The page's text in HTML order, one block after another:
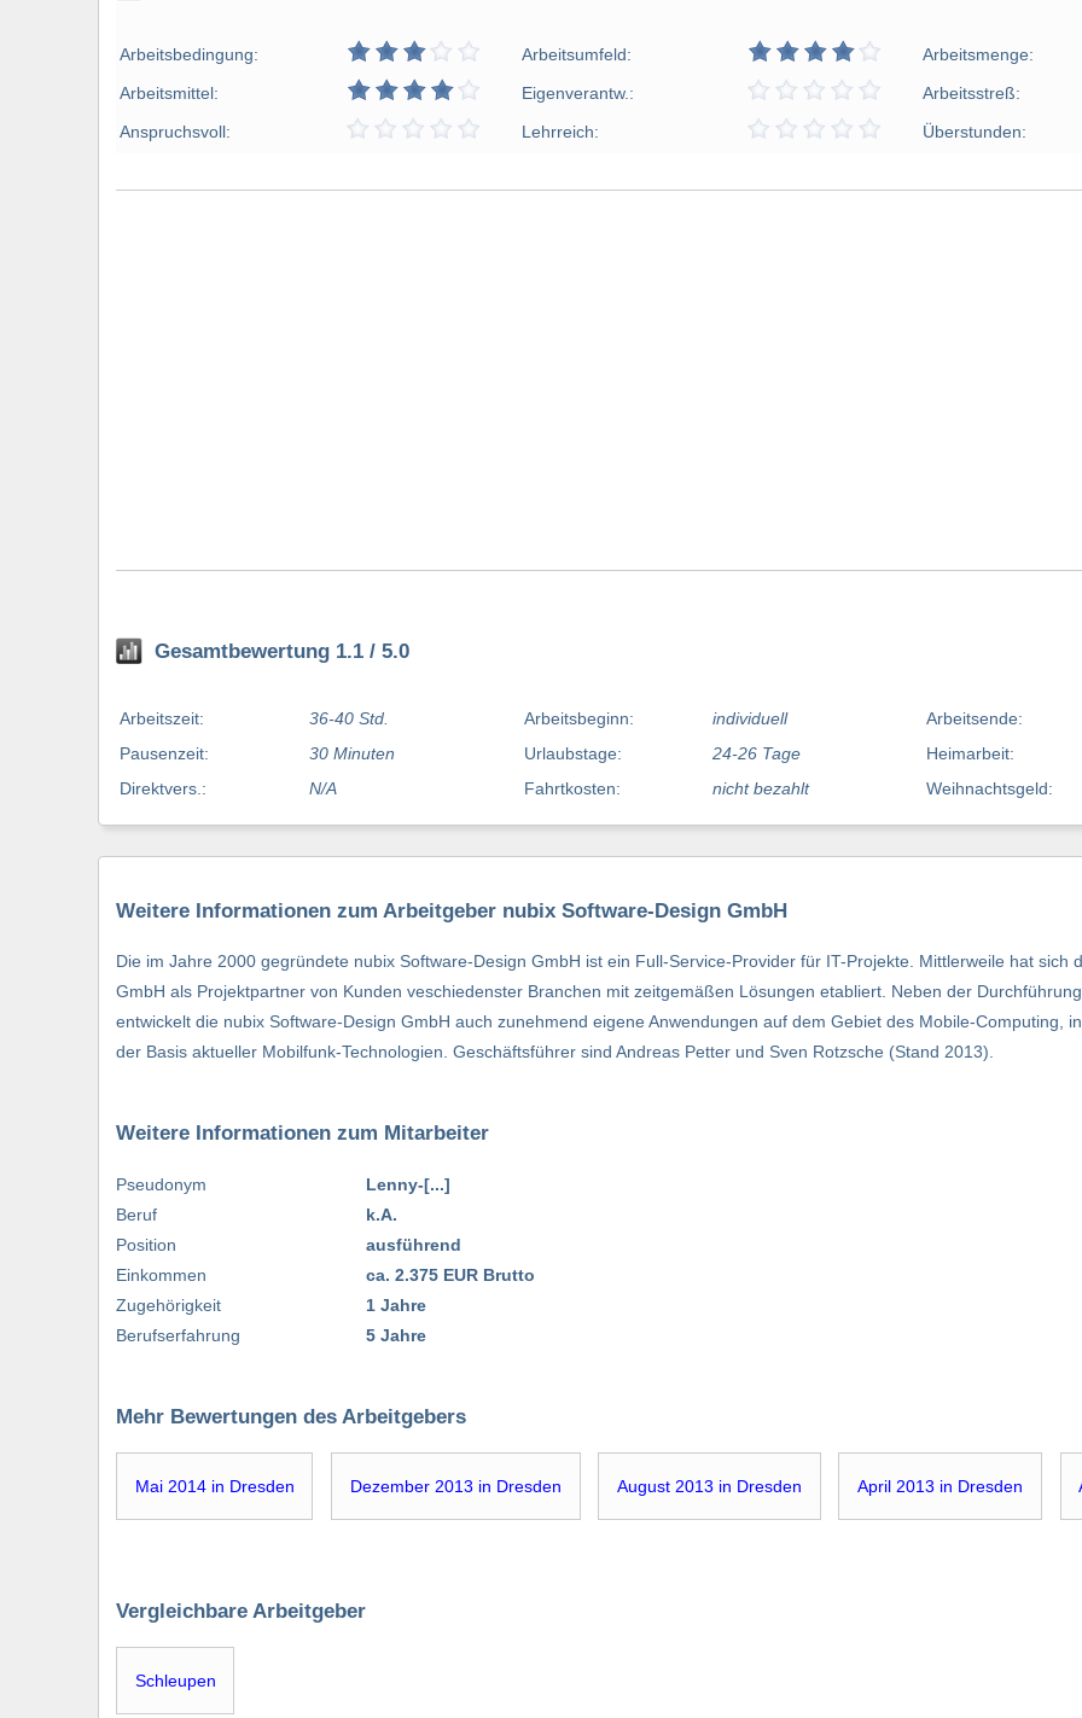
Arbeitsbedingung: Arbeitsumfeld: Arbeitsmenge:
Arbeitsmittel:
Eigenverantw.: Arbeitsstreß:
Anspruchsvoll:
Lehrreich: Überstunden:
Gesamtbewertung 1.1 / 5.0
Arbeitszeit: 36-40 Std. Arbeitsbeginn: individuell Arbeitsende:
Pausenzeit:
30 Minuten Urlaubstage: 24-26 Tage Heimarbeit:
Direktvers.:
N/A Fahrtkosten: nicht bezahlt Weihnachtsgeld:
Weitere Informationen zum Arbeitgeber nubix Software-Design GmbH
Die im Jahre 2000 gegründete nubix Software-Design GmbH ist ein Full-Service-Provider für IT-Projekte. Mittlerweile hat sich
GmbH als Projektpartner von Kunden veschiedenster Branchen mit zeitgemäßen Lösungen etabliert. Neben der
entwickelt die nubix Software-Design GmbH auch zunehmend eigene Anwendungen auf dem Gebiet des Mobile-Computing,
der Basis aktueller Mobilfunk-Technologien. Geschäftsführer sind Andreas Petter und Sven Rotzsche (Stand 2013).
Weitere Informationen zum Mitarbeiter
Pseudonym
Beruf
Position
Einkommen
Zugehörigkeit
Berufserfahrung
Lenny-[...]
k.A.
ausführend
ca. 2.375 EUR Brutto
1 Jahre
5 Jahre
Mehr Bewertungen des Arbeitgebers
Mai 2014 in Dresden Dezember 2013 in Dresden August 2013 in Dresden April 2013 in Dresden
Vergleichbare Arbeitgeber
Schleupen